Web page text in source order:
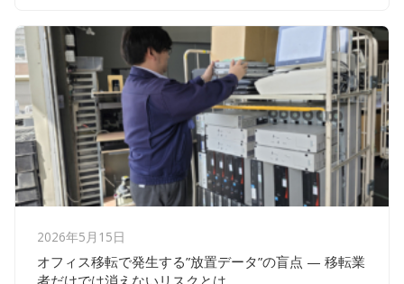
2026年5月15日
オフィス移転で発生する”放置データ”の盲点 — 移転業